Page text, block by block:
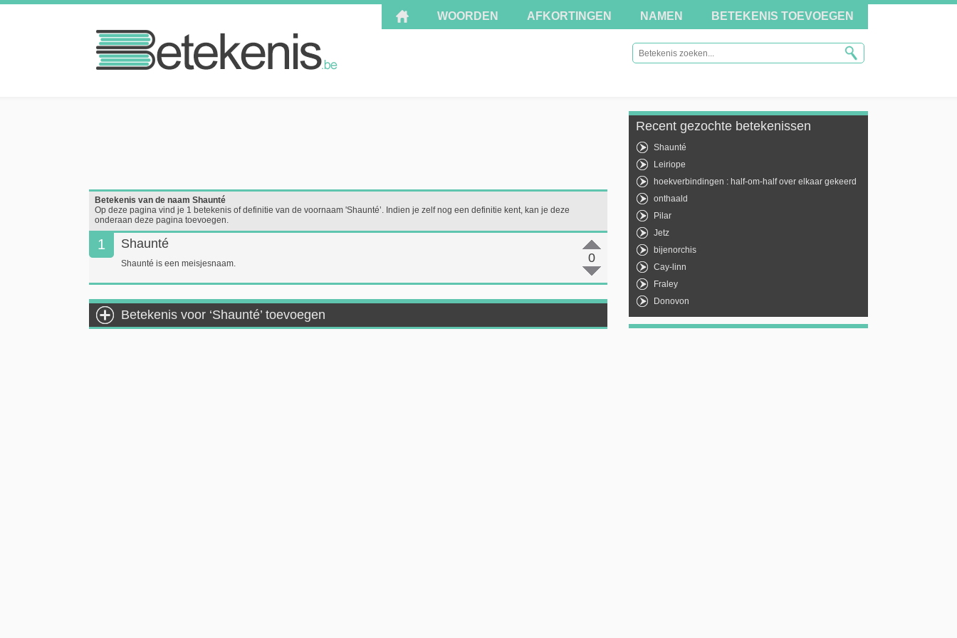
WOORDEN AFKORTINGEN NAMEN BETEKENIS TOEVOEGEN
Betekenis van de naam Shaunté
Op deze pagina vind je 1 betekenis of definitie van de voornaam 'Shaunté’. Indien je zelf nog een definitie kent, kan je deze
onderaan deze pagina toevoegen.
1
0
Shaunté
Shaunté is een meisjesnaam.
Betekenis voor ‘Shaunté’ toevoegen
Recent gezochte betekenissen
Shaunté
Leiriope
hoekverbindingen : half-om-half over elkaar gekeerd
onthaald
Pilar
Jetz
bijenorchis
Cay-linn
Fraley
Donovon